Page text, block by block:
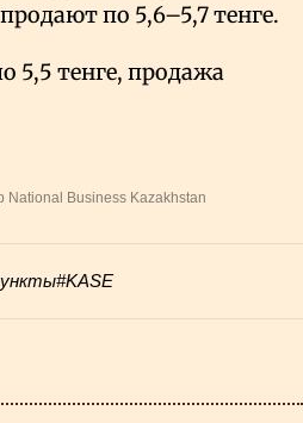
по 5,6–5,7 тенге.
5,5 тенге, продажа
National Business Kazakhstan
#KASE